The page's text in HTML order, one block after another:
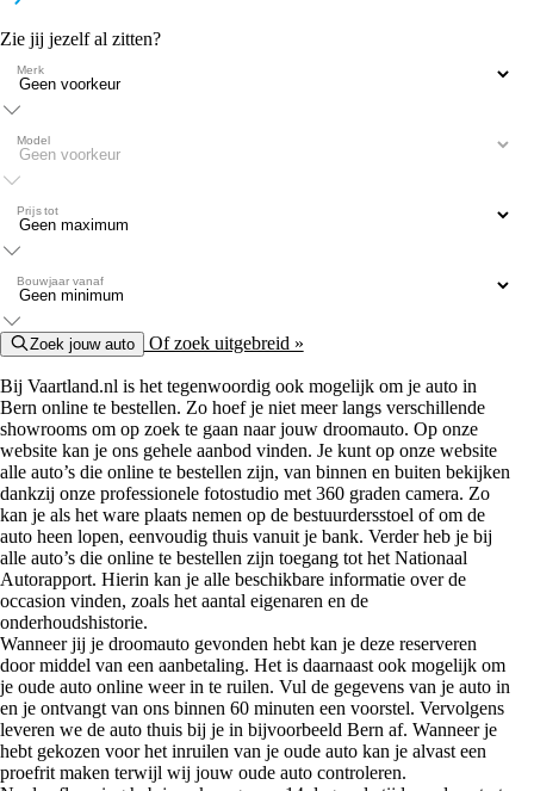
Zie jij jezelf al zitten?
Merk
Model
Prijs tot
Bouwjaar vanaf
Zoek jouw auto Of zoek uitgebreid »
Bij Vaartland.nl is het tegenwoordig ook mogelijk om je auto in
Bern online te bestellen. Zo hoef je niet meer langs verschillende
showrooms om op zoek te gaan naar jouw droomauto. Op onze
website kan je ons gehele aanbod vinden. Je kunt op onze website
alle auto’s die online te bestellen zijn, van binnen en buiten bekijken
dankzij onze professionele fotostudio met 360 graden camera. Zo
kan je als het ware plaats nemen op de bestuurdersstoel of om de
auto heen lopen, eenvoudig thuis vanuit je bank. Verder heb je bij
alle auto’s die online te bestellen zijn toegang tot het Nationaal
Autorapport. Hierin kan je alle beschikbare informatie over de
occasion vinden, zoals het aantal eigenaren en de
onderhoudshistorie.
Wanneer jij je droomauto gevonden hebt kan je deze reserveren
door middel van een aanbetaling. Het is daarnaast ook mogelijk om
je oude auto online weer in te ruilen. Vul de gegevens van je auto in
en je ontvangt van ons binnen 60 minuten een voorstel. Vervolgens
leveren we de auto thuis bij je in bijvoorbeeld Bern af. Wanneer je
hebt gekozen voor het inruilen van je oude auto kan je alvast een
proefrit maken terwijl wij jouw oude auto controleren.